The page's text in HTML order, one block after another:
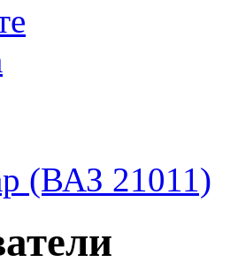
(ВАЗ 21011)